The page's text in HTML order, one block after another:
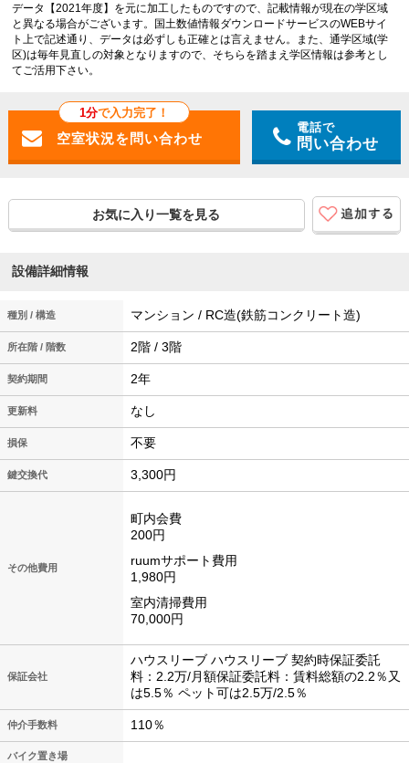
データ【2021年度】を元に加工したものですので、記載情報が現在の学区域
と異なる場合がございます。国土数値情報ダウンロードサービスのWEBサイ
ト上で記述通り、データは必ずしも正確とは言えません。また、通学区域(学
区)は毎年見直しの対象となりますので、そちらを踏まえ学区情報は参考とし
てご活用下さい。
1分で入力完了！
電話で
問い合わせ
お気に入り一覧を見る
設備詳細情報
種別 / 構造 マンション / RC造(鉄筋コンクリート造)
所在階 / 階数 2階 / 3階
契約期間 2年
更新料 なし
損保 不要
鍵交換代 3,300円
その他費用
町内会費
200円
ruumサポート費用
1,980円
室内清掃費用
70,000円
保証会社
ハウスリーブ ハウスリーブ 契約時保証委託
料：2.2万/月額保証委託料：賃料総額の2.2％又
は5.5％ ペット可は2.5万/2.5％
仲介手数料 110％
バイク置き場